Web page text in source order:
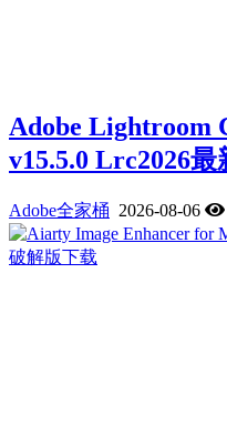
Adobe Lightroom
v15.5.0 Lrc2026
Adobe全家桶 2026-08-06